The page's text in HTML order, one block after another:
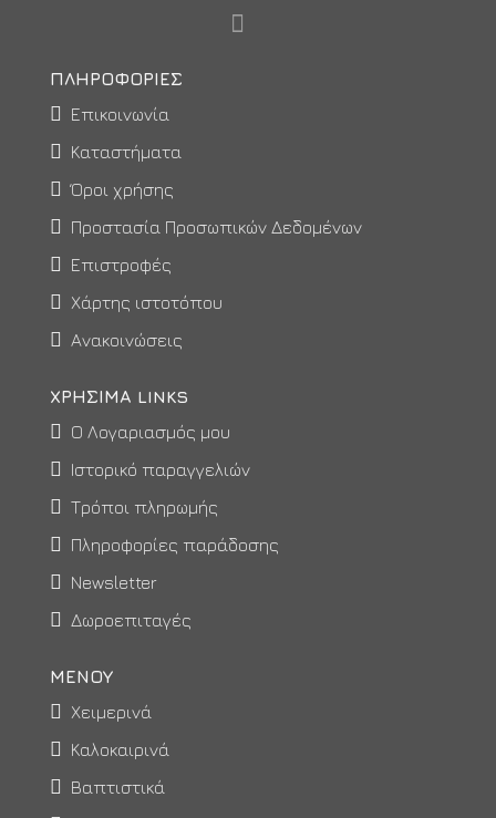
ΠΛΗΡΟΦΟΡΊΕΣ
Επικοινωνία
Καταστήματα
Όροι χρήσης
Προστασία Προσωπικών Δεδομένων
Επιστροφές
Χάρτης ιστοτόπου
Ανακοινώσεις
ΧΡΉΣΙΜΑ LINKS
Ο Λογαριασμός μου
Ιστορικό παραγγελιών
Τρόποι πληρωμής
Πληροφορίες παράδοσης
Newsletter
Δωροεπιταγές
ΜΕΝΟΥ
Χειμερινά
Καλοκαιρινά
Βαπτιστικά